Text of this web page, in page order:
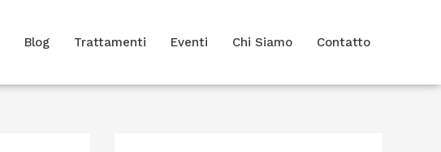
Blog Trattamenti Eventi Chi Siamo Contatto